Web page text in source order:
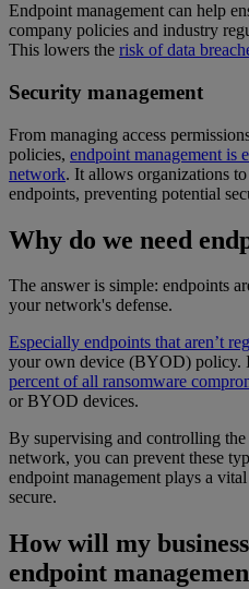
Endpoint management can help
company policies and industry
This lowers the risk of data
Security management
From managing access
policies, endpoint management is
network. It allows organizations
endpoints, preventing potential
Why do we need
The answer is simple: endpoints
your network's defense.
Especially endpoints that aren’t
your own device (BYOD) policy.
percent of all ransomware
or BYOD devices.
By supervising and controlling
network, you can prevent these
endpoint management plays a
secure.
How will my
endpoint